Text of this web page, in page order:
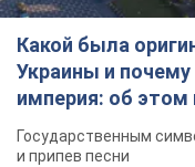
Какой была
Украины и почему
империя: об
Государственным
и припев песни